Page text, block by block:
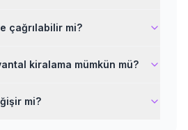
çağrılabilir mi?
kiralama mümkün mü?
mi?